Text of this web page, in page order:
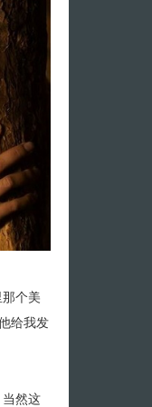
个美
给我发
然这